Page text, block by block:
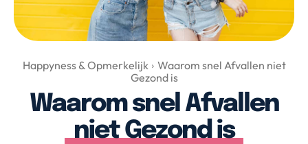
Nieuws & Media
Over Valerie
Over Valerie
De Top 5
Contact
Happyness & Opmerkelijk
Waarom snel Afvallen niet
Gezond is
Waarom snel Afvallen
niet Gezond is